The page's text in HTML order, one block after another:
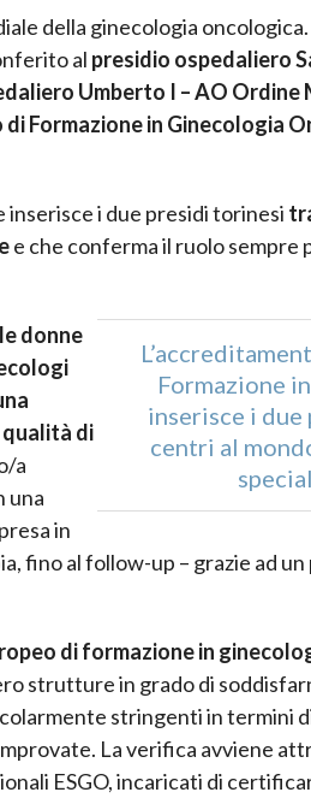
della ginecologia oncologica.
al presidio ospedaliero
Umberto I – AO Ordine
Formazione in Ginecologia
i due presidi torinesi
e che conferma il ruolo sempre
Formazione
inserisce i
centri al
le donne
qualità di
a
una
in
fino al follow-up – grazie ad
di formazione in
strutture in grado di
stringenti in termini
La verifica avviene
ESGO, incaricati di